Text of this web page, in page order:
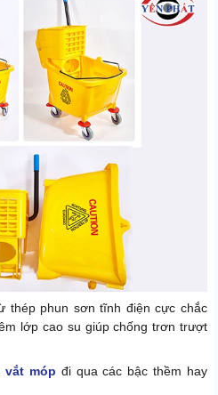
thép phun sơn tĩnh điện cực chắc
lớp cao su giúp chống trơn trượt
vắt móp đi qua các bậc thềm hay